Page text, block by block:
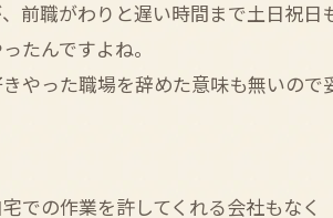
前職がわりと遅い時間まで土日祝日
たんですよね。
やった職場を辞めた意味も無いので
での作業を許してくれる会社もなく